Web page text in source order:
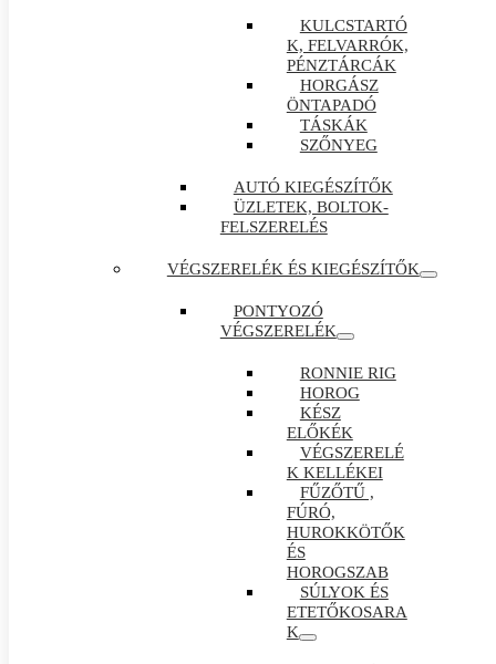
KULCSTARTÓ
K, FELVARRÓK,
PÉNZTÁRCÁK
HORGÁSZ
ÖNTAPADÓ
TÁSKÁK
SZŐNYEG
AUTÓ KIEGÉSZÍTŐK
ÜZLETEK, BOLTOK-
FELSZERELÉS
VÉGSZERELÉK ÉS KIEGÉSZÍTŐK
PONTYOZÓ
VÉGSZERELÉK
RONNIE RIG
HOROG
KÉSZ
ELŐKÉK
VÉGSZERELÉ
K KELLÉKEI
FŰZŐTŰ ,
FÚRÓ,
HUROKKÖTŐK
ÉS
HOROGSZAB
SÚLYOK ÉS
ETETŐKOSARA
K